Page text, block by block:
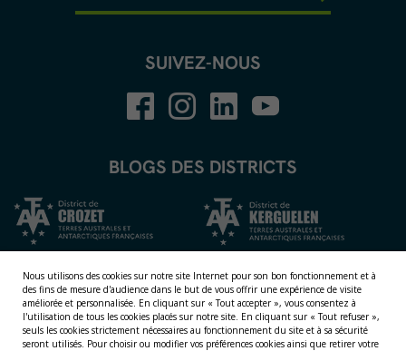
SUIVEZ-NOUS
BLOGS DES DISTRICTS
Nous utilisons des cookies sur notre site Internet pour son bon fonctionnement et à
des fins de mesure d'audience dans le but de vous offrir une expérience de visite
améliorée et personnalisée. En cliquant sur « Tout accepter », vous consentez à
l'utilisation de tous les cookies placés sur notre site. En cliquant sur « Tout refuser »,
seuls les cookies strictement nécessaires au fonctionnement du site et à sa sécurité
seront utilisés. Pour choisir ou modifier vos préférences cookies ainsi que retirer votre